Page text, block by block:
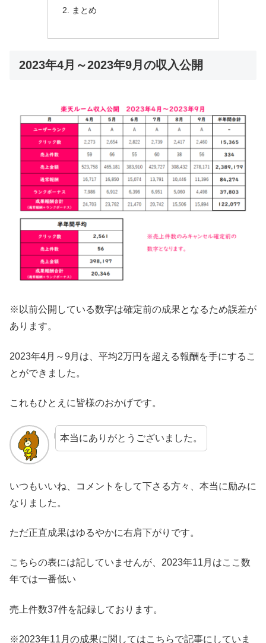
まとめ
2023年4月～2023年9月の収入公開
※以前公開している数字は確定前の成果となるため誤差が
あります。
2023年4月～9月は、平均2万円を超える報酬を手にするこ
とができました。
これもひとえに皆様のおかげです。
本当にありがとうございました。
いつもいいね、コメントをして下さる方々、本当に励みに
なりました。
ただ正直成果はゆるやかに右肩下がりです。
こちらの表には記していませんが、2023年11月はここ数
年では一番低い
売上件数37件を記録しております。
※2023年11月の成果に関してはこちらで記事にしていま